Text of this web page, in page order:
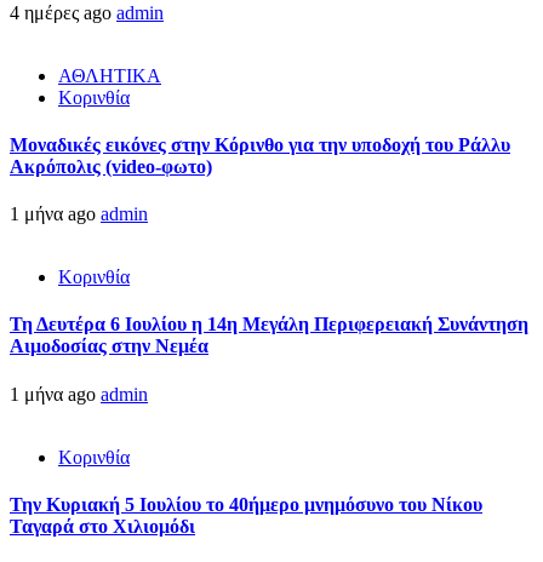
4 ημέρες ago admin
ΑΘΛΗΤΙΚΑ
Κορινθία
Μοναδικές εικόνες στην Κόρινθο για την υποδοχή του Ράλλυ
Ακρόπολις (video-φωτο)
1 μήνα ago admin
Κορινθία
Τη Δευτέρα 6 Ιουλίου η 14η Μεγάλη Περιφερειακή Συνάντηση
Αιμοδοσίας στην Νεμέα
1 μήνα ago admin
Κορινθία
Την Κυριακή 5 Ιουλίου το 40ήμερο μνημόσυνο του Νίκου
Ταγαρά στο Χιλιομόδι